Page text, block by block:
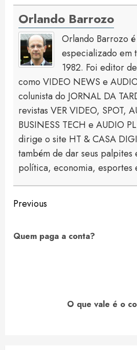
Orlando Barrozo
Orlando Barrozo
especializado em
1982. Foi editor
como VIDEO NEWS e
colunista do JORNAL DA
revistas VER VIDEO, SPOT,
BUSINESS TECH e AUDIO
dirige o site HT & CASA
também de dar seus palpites
política, economia, esportes
Continue
Previous
Quem paga a conta?
O que vale é o